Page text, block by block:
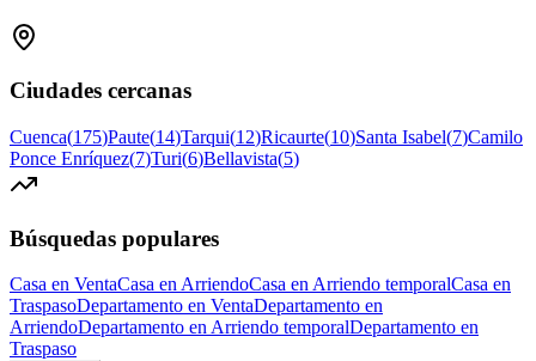
Ciudades cercanas
Cuenca(175)Paute(14)Tarqui(12)Ricaurte(10)Santa Isabel(7)Camilo
Ponce Enríquez(7)Turi(6)Bellavista(5)
Búsquedas populares
Casa en VentaCasa en ArriendoCasa en Arriendo temporalCasa en
TraspasoDepartamento en VentaDepartamento en
ArriendoDepartamento en Arriendo temporalDepartamento en
Traspaso